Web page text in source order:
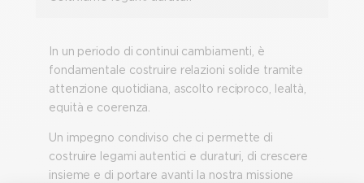
In un periodo di continui cambiamenti, è
fondamentale costruire relazioni solide tramite
attenzione quotidiana, ascolto reciproco, lealtà,
equità e coerenza.
Un impegno condiviso che ci permette di
costruire legami autentici e duraturi, di crescere
insieme e di portare avanti la nostra missione